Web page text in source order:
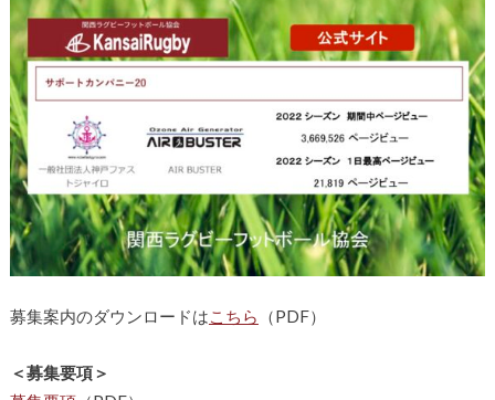
募集案内のダウンロードはこちら （PDF）
＜募集要項＞